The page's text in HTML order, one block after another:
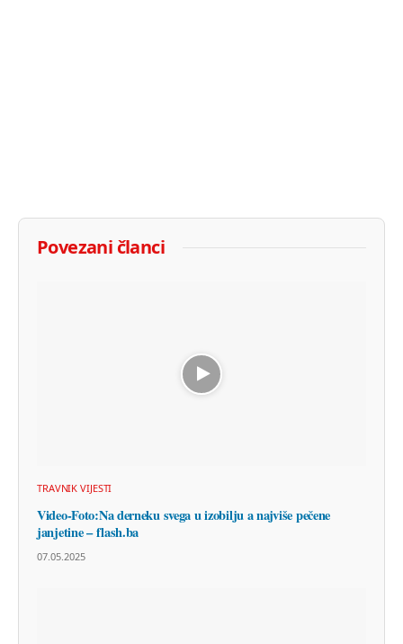
Povezani članci
TRAVNIK VIJESTI
Video-Foto:Na derneku svega u izobilju a najviše pečene
janjetine – flash.ba
07.05.2025